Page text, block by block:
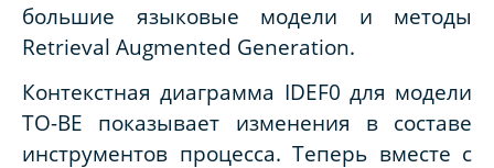
большие языковые модели и методы
Retrieval Augmented Generation.
Контекстная диаграмма IDEF0 для модели
TO-BE показывает изменения в составе
инструментов процесса. Теперь вместе с